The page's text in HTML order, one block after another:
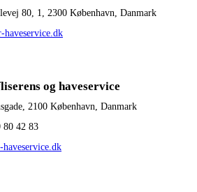
80, 1, 2300 København, Danmark
haveservice.dk
og haveservice
2100 København, Danmark
80 42 83
haveservice.dk